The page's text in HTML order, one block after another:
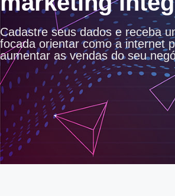
Cadastre seus dados e receba
focada orientar como a internet
aumentar as vendas do seu